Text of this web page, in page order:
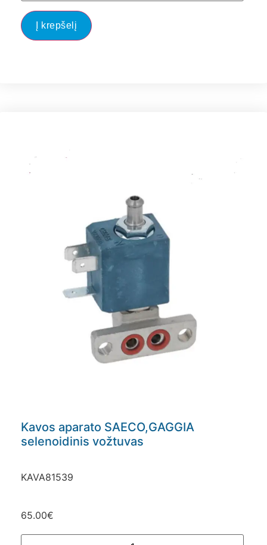
Į krepšelį
Kavos aparato SAECO,GAGGIA
selenoidinis vožtuvas
KAVA81539
65.00€